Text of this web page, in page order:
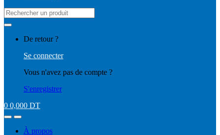
Search
for:
De retour ?
Se connecter
Vous n'avez pas de compte ?
S'enregistrer
0 0,000 DT
À propos